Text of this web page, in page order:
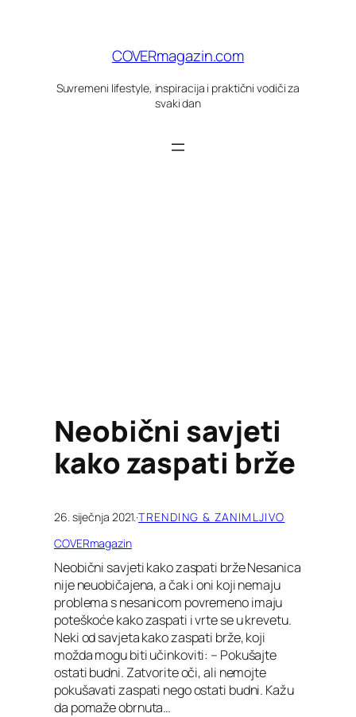
COVERmagazin.com
Suvremeni lifestyle, inspiracija i praktični vodiči za
svaki dan
Neobični savjeti
kako zaspati brže
26. siječnja 2021. ·TRENDING & ZANIMLJIVO
COVERmagazin
Neobični savjeti kako zaspati brže Nesanica
nije neuobičajena, a čak i oni koji nemaju
problema s nesanicom povremeno imaju
poteškoće kako zaspati i vrte se u krevetu.
Neki od savjeta kako zaspati brže, koji
možda mogu biti učinkoviti: – Pokušajte
ostati budni. Zatvorite oči, ali nemojte
pokušavati zaspati nego ostati budni. Kažu
da pomaže obrnuta…